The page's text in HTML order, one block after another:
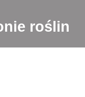
roślin